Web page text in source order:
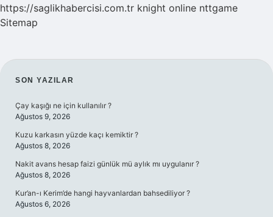
https://saglikhabercisi.com.tr knight online nttgame
Sitemap
SIDEBAR
SON YAZILAR
Çay kaşığı ne için kullanılır ?
Ağustos 9, 2026
Kuzu karkasın yüzde kaçı kemiktir ?
Ağustos 8, 2026
Nakit avans hesap faizi günlük mü aylık mı uygulanır ?
Ağustos 8, 2026
Kur’an-ı Kerim’de hangi hayvanlardan bahsediliyor ?
Ağustos 6, 2026